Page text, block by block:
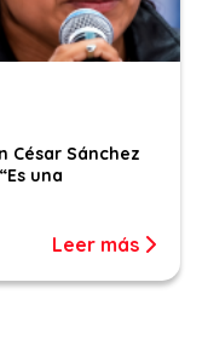
César Sánchez
una
Leer más